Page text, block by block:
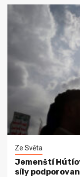
Ze Světa
Jemenští
síly